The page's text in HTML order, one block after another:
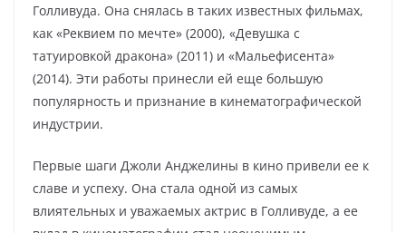
Голливуда. Она снялась в таких известных фильмах,
как «Реквием по мечте» (2000), «Девушка с
татуировкой дракона» (2011) и «Мальефисента»
(2014). Эти работы принесли ей еще большую
популярность и признание в кинематографической
индустрии.
Первые шаги Джоли Анджелины в кино привели ее к
славе и успеху. Она стала одной из самых
влиятельных и уважаемых актрис в Голливуде, а ее